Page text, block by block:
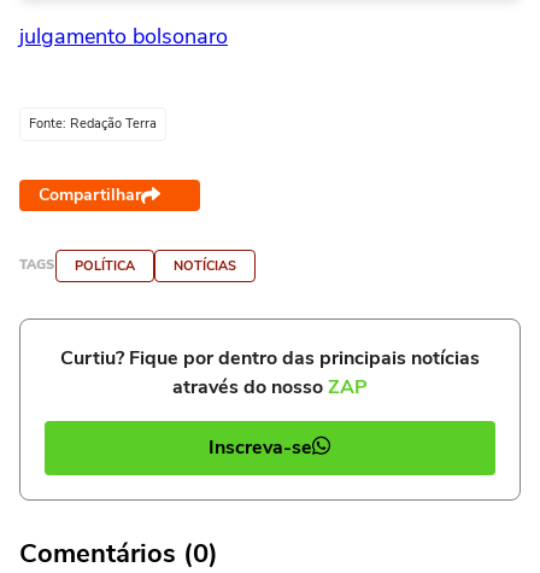
julgamento bolsonaro
Fonte: Redação Terra
Compartilhar
TAGS POLÍTICA NOTÍCIAS
Curtiu? Fique por dentro das principais notícias
através do nossoZAP
Inscreva-se
Comentários (0)